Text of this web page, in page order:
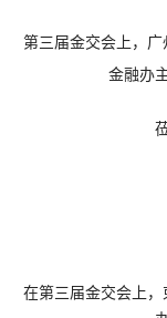
第三届金交会上，
金融办
在第三届金交会上